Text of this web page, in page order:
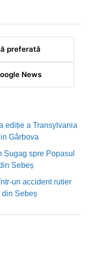
preferată
News
ediție a Transylvania
Gârbova
spre Popasul
Sebeș
un accident rutier
din Sebeș